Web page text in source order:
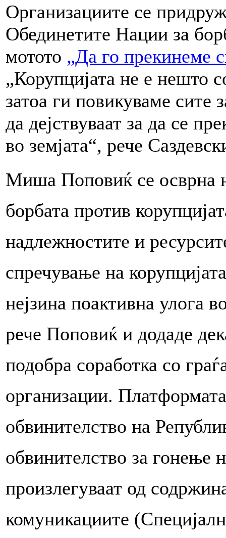
Организациите се
Обединетите Нации за
мотото „Да го прекинеме
„Корупцијата не е нешто
затоа ги повикуваме сите
да дејствуваат за да се
во земјата“, рече
Миша Поповиќ се осврна
борбата против
надлежностите и
спречување на
нејзина поактивна улога
рече Поповиќ и додаде
подобра соработка со
организации.
обвинителство на
обвинителство за гонење
произлегуваат од
комуникациите